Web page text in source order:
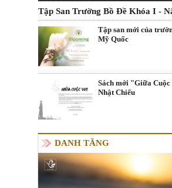
Tập San Trường Bồ Đề Khóa I -
Tập san mới của
Mỹ Quốc
Sách mới "Giữa
Nhật Chiếu
DANH TĂNG